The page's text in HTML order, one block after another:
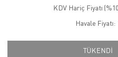
KDV Hariç Fiyatı (%10
Havale Fiyatı:
TÜKENDİ